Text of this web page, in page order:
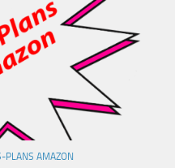
PLANS AMAZON